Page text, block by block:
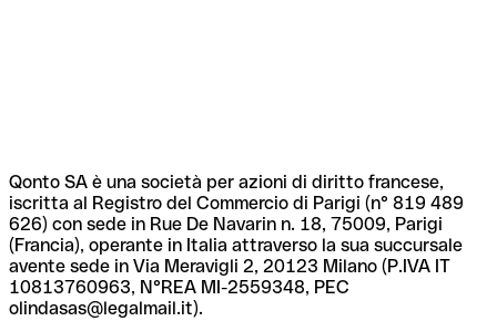
Qonto SA è una società per azioni di diritto francese,
iscritta al Registro del Commercio di Parigi (n° 819 489
626) con sede in Rue De Navarin n. 18, 75009, Parigi
(Francia), operante in Italia attraverso la sua succursale
avente sede in Via Meravigli 2, 20123 Milano (P.IVA IT
10813760963, N°REA MI-2559348, PEC
olindasas@legalmail.it).